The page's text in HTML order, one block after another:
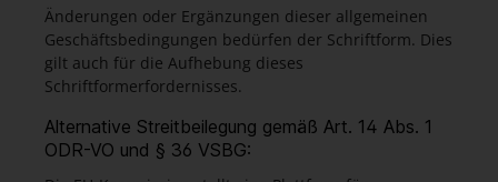
Änderungen oder Ergänzungen dieser allgemeinen
Geschäftsbedingungen bedürfen der Schriftform. Dies
gilt auch für die Aufhebung dieses
Schriftformerfordernisses.
Alternative Streitbeilegung gemäß Art. 14 Abs. 1
ODR-VO und § 36 VSBG: